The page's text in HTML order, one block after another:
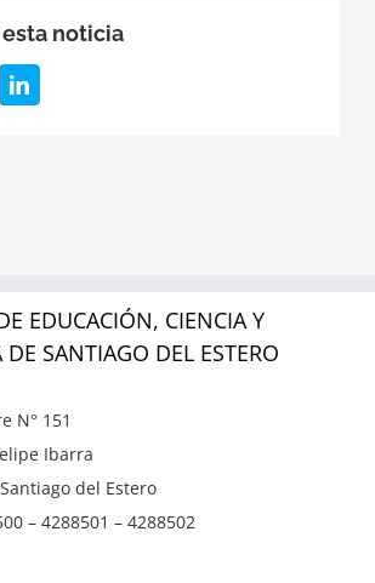
noticia
LinkedIn
EDUCACIÓN, CIENCIA Y
SANTIAGO DEL ESTERO
N° 151
Ibarra
del Estero
– 4288501 – 4288502